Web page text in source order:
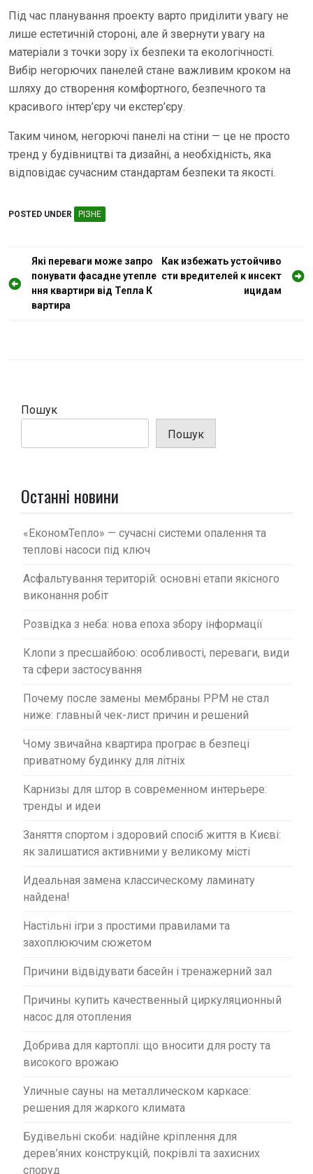
Під час планування проекту варто приділити увагу не
лише естетичній стороні, але й звернути увагу на
матеріали з точки зору їх безпеки та екологічності.
Вибір негорючих панелей стане важливим кроком на
шляху до створення комфортного, безпечного та
красивого інтер’єру чи екстер’єру.
Таким чином, негорючі панелі на стіни — це не просто
тренд у будівництві та дизайні, а необхідність, яка
відповідає сучасним стандартам безпеки та якості.
POSTED UNDER РІЗНЕ
а
Які переваги може запро
понувати фасадне утепле
ння квартири від Тепла К
вартира
Как избежать устойчиво
сти вредителей к инсект
ицидам
Пошук
Пошук
Останні новини
«ЕкономТепло» — сучасні системи опалення та
теплові насоси під ключ
Асфальтування територій: основні етапи якісного
виконання робіт
Розвідка з неба: нова епоха збору інформації
Клопи з пресшайбою: особливості, переваги, види
та сфери застосування
Почему после замены мембраны PPM не стал
ниже: главный чек-лист причин и решений
Чому звичайна квартира програє в безпеці
приватному будинку для літніх
Карнизы для штор в современном интерьере:
тренды и идеи
Заняття спортом і здоровий спосіб життя в Києві:
як залишатися активними у великому місті
Идеальная замена классическому ламинату
найдена!
Настільні ігри з простими правилами та
захоплюючим сюжетом
Причини відвідувати басейн і тренажерний зал
Причины купить качественный циркуляционный
насос для отопления
Добрива для картоплі: що вносити для росту та
високого врожаю
Уличные сауны на металлическом каркасе:
решения для жаркого климата
Будівельні скоби: надійне кріплення для
дерев’яних конструкцій, покрівлі та захисних
споруд